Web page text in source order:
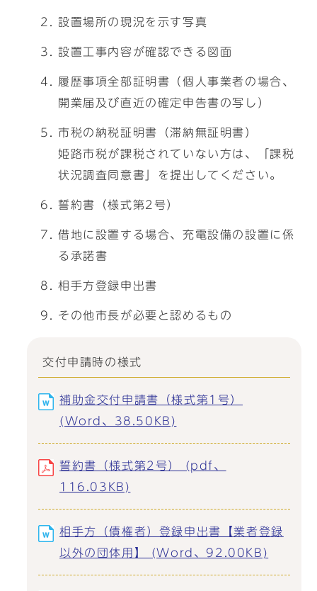
設置場所の現況を示す写真
設置工事内容が確認できる図面
履歴事項全部証明書（個人事業者の場合、
開業届及び直近の確定申告書の写し）
市税の納税証明書（滞納無証明書）
姫路市税が課税されていない方は、「課税
状況調査同意書」を提出してください。
誓約書（様式第2号）
借地に設置する場合、充電設備の設置に係
る承諾書
相手方登録申出書
その他市長が必要と認めるもの
交付申請時の様式
補助金交付申請書（様式第1号）
(Word、38.50KB)
誓約書（様式第2号） (pdf、
116.03KB)
相手方（債権者）登録申出書【業者登録
以外の団体用】 (Word、92.00KB)